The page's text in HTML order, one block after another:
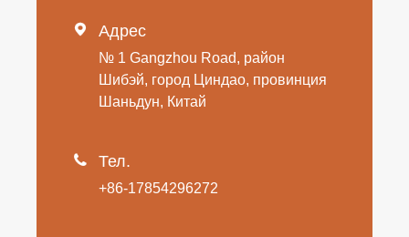
 Адрес
№ 1 Gangzhou Road, район
Шибэй, город Циндао, провинция
Шаньдун, Китай
 Тел.
+86-17854296272